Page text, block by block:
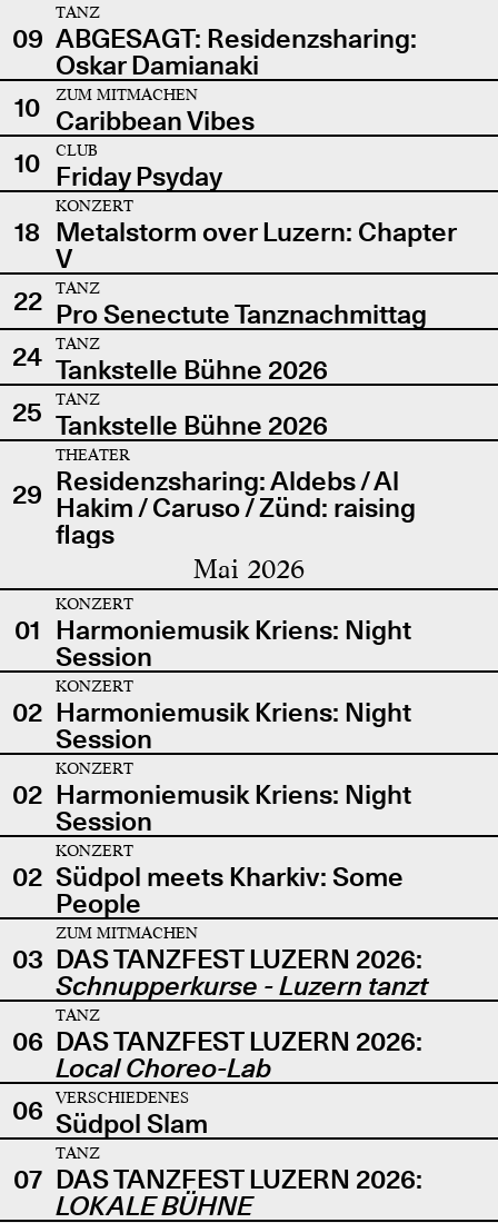
09
TANZ
ABGESAGT: Residenzsharing:
Oskar Damianaki
10
ZUM MITMACHEN
Caribbean Vibes
10
CLUB
Friday Psyday
18
KONZERT
Metalstorm over Luzern: Chapter
V
22
TANZ
Pro Senectute Tanznachmittag
24
TANZ
Tankstelle Bühne 2026
25
TANZ
Tankstelle Bühne 2026
29
THEATER
Residenzsharing: Aldebs / Al
Hakim / Caruso / Zünd: raising
flags
Mai 2026
01
KONZERT
Harmoniemusik Kriens: Night
Session
02
KONZERT
Harmoniemusik Kriens: Night
Session
02
KONZERT
Harmoniemusik Kriens: Night
Session
02
KONZERT
Südpol meets Kharkiv: Some
People
03
ZUM MITMACHEN
DAS TANZFEST LUZERN 2026:
Schnupperkurse - Luzern tanzt
06
TANZ
DAS TANZFEST LUZERN 2026:
Local Choreo-Lab
06
VERSCHIEDENES
Südpol Slam
07
TANZ
DAS TANZFEST LUZERN 2026:
LOKALE BÜHNE